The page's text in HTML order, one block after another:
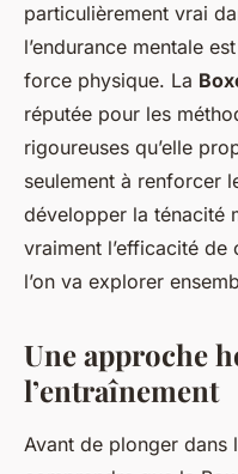
particulièrement vrai
l’endurance mentale
force physique. La
réputée pour les
rigoureuses qu’elle
seulement à renforcer
développer la ténacité
vraiment l’efficacité de
l’on va explorer
Une approche
l’entraînement
Avant de plonger dans